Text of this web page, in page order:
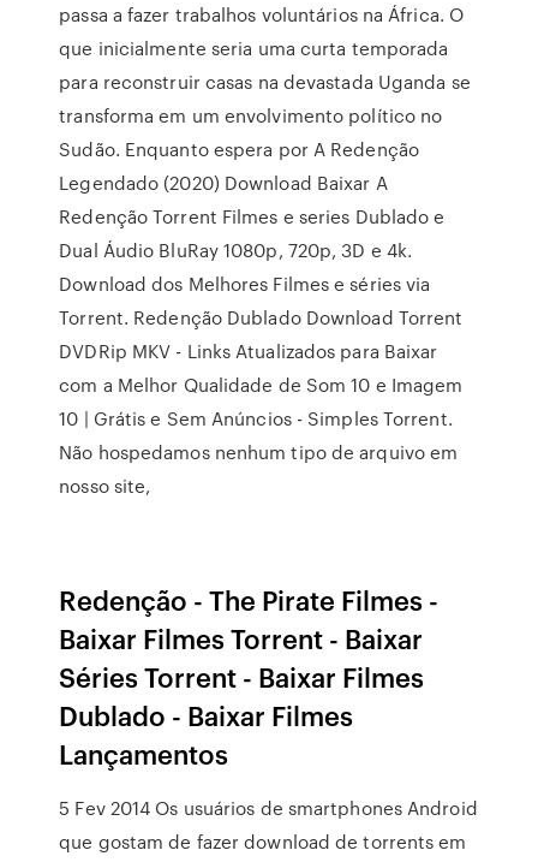
passa a fazer trabalhos voluntários na África. O
que inicialmente seria uma curta temporada
para reconstruir casas na devastada Uganda se
transforma em um envolvimento político no
Sudão. Enquanto espera por A Redenção
Legendado (2020) Download Baixar A
Redenção Torrent Filmes e series Dublado e
Dual Áudio BluRay 1080p, 720p, 3D e 4k.
Download dos Melhores Filmes e séries via
Torrent. Redenção Dublado Download Torrent
DVDRip MKV - Links Atualizados para Baixar
com a Melhor Qualidade de Som 10 e Imagem
10 | Grátis e Sem Anúncios - Simples Torrent.
Não hospedamos nenhum tipo de arquivo em
nosso site,
Redenção - The Pirate Filmes -
Baixar Filmes Torrent - Baixar
Séries Torrent - Baixar Filmes
Dublado - Baixar Filmes
Lançamentos
5 Fev 2014 Os usuários de smartphones Android
que gostam de fazer download de torrents em